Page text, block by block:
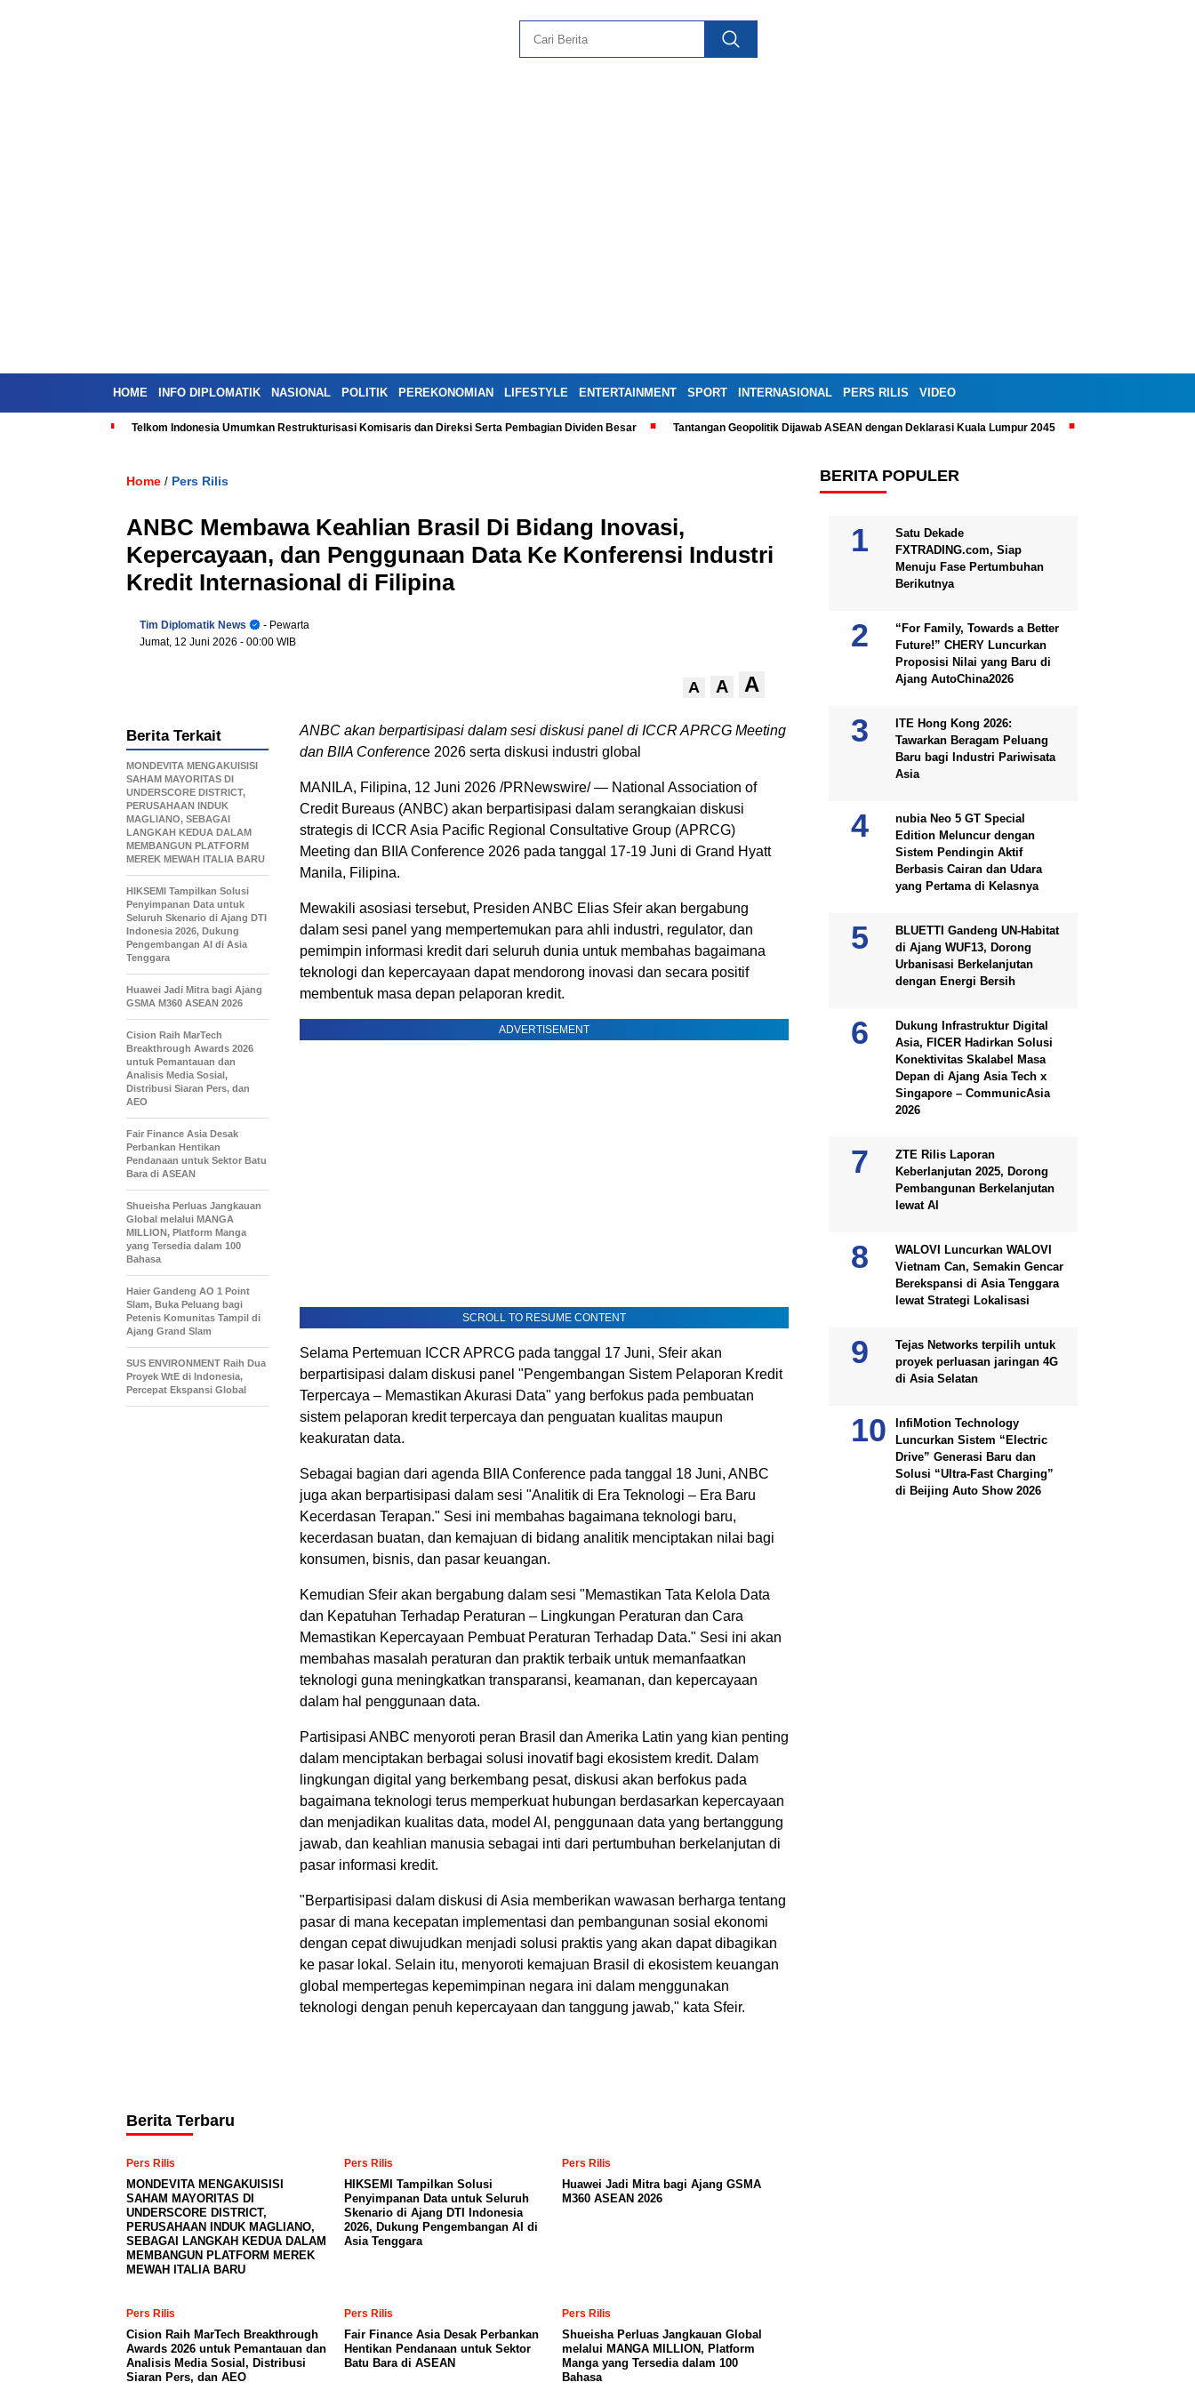
HOME INFO DIPLOMATIK NASIONAL POLITIK PEREKONOMIAN LIFESTYLE ENTERTAINMENT SPORT INTERNASIONAL PERS RILIS VIDEO
Telkom Indonesia Umumkan Restrukturisasi Komisaris dan Direksi Serta Pembagian Dividen Besar Tantangan Geopolitik Dijawab ASEAN dengan Deklarasi Kuala Lumpur 2045
Home / Pers Rilis
ANBC Membawa Keahlian Brasil Di Bidang Inovasi,
Kepercayaan, dan Penggunaan Data Ke Konferensi Industri
Kredit Internasional di Filipina
Tim Diplomatik News
- Pewarta
Jumat, 12 Juni 2026 - 00:00 WIB
A A A
ANBC akan berpartisipasi dalam sesi diskusi panel di ICCR APRCG Meeting
dan BIIA Conference 2026 serta diskusi industri global
MANILA, Filipina, 12 Juni 2026 /PRNewswire/ — National Association of
Credit Bureaus (ANBC) akan berpartisipasi dalam serangkaian diskusi
strategis di ICCR Asia Pacific Regional Consultative Group (APRCG)
Meeting dan BIIA Conference 2026 pada tanggal 17-19 Juni di Grand Hyatt
Manila, Filipina.
Mewakili asosiasi tersebut, Presiden ANBC Elias Sfeir akan bergabung
dalam sesi panel yang mempertemukan para ahli industri, regulator, dan
pemimpin informasi kredit dari seluruh dunia untuk membahas bagaimana
teknologi dan kepercayaan dapat mendorong inovasi dan secara positif
membentuk masa depan pelaporan kredit.
ADVERTISEMENT
SCROLL TO RESUME CONTENT
Selama Pertemuan ICCR APRCG pada tanggal 17 Juni, Sfeir akan
berpartisipasi dalam diskusi panel "Pengembangan Sistem Pelaporan Kredit
Terpercaya – Memastikan Akurasi Data" yang berfokus pada pembuatan
sistem pelaporan kredit terpercaya dan penguatan kualitas maupun
keakuratan data.
Sebagai bagian dari agenda BIIA Conference pada tanggal 18 Juni, ANBC
juga akan berpartisipasi dalam sesi "Analitik di Era Teknologi – Era Baru
Kecerdasan Terapan." Sesi ini membahas bagaimana teknologi baru,
kecerdasan buatan, dan kemajuan di bidang analitik menciptakan nilai bagi
konsumen, bisnis, dan pasar keuangan.
Kemudian Sfeir akan bergabung dalam sesi "Memastikan Tata Kelola Data
dan Kepatuhan Terhadap Peraturan – Lingkungan Peraturan dan Cara
Memastikan Kepercayaan Pembuat Peraturan Terhadap Data." Sesi ini akan
membahas masalah peraturan dan praktik terbaik untuk memanfaatkan
teknologi guna meningkatkan transparansi, keamanan, dan kepercayaan
dalam hal penggunaan data.
Partisipasi ANBC menyoroti peran Brasil dan Amerika Latin yang kian penting
dalam menciptakan berbagai solusi inovatif bagi ekosistem kredit. Dalam
lingkungan digital yang berkembang pesat, diskusi akan berfokus pada
bagaimana teknologi terus memperkuat hubungan berdasarkan kepercayaan
dan menjadikan kualitas data, model AI, penggunaan data yang bertanggung
jawab, dan keahlian manusia sebagai inti dari pertumbuhan berkelanjutan di
pasar informasi kredit.
"Berpartisipasi dalam diskusi di Asia memberikan wawasan berharga tentang
pasar di mana kecepatan implementasi dan pembangunan sosial ekonomi
dengan cepat diwujudkan menjadi solusi praktis yang akan dapat dibagikan
ke pasar lokal. Selain itu, menyoroti kemajuan Brasil di ekosistem keuangan
global mempertegas kepemimpinan negara ini dalam menggunakan
teknologi dengan penuh kepercayaan dan tanggung jawab," kata Sfeir.
Berita Terkait
MONDEVITA MENGAKUISISI
SAHAM MAYORITAS DI
UNDERSCORE DISTRICT,
PERUSAHAAN INDUK
MAGLIANO, SEBAGAI
LANGKAH KEDUA DALAM
MEMBANGUN PLATFORM
MEREK MEWAH ITALIA BARU
HIKSEMI Tampilkan Solusi
Penyimpanan Data untuk
Seluruh Skenario di Ajang DTI
Indonesia 2026, Dukung
Pengembangan AI di Asia
Tenggara
Huawei Jadi Mitra bagi Ajang
GSMA M360 ASEAN 2026
Cision Raih MarTech
Breakthrough Awards 2026
untuk Pemantauan dan
Analisis Media Sosial,
Distribusi Siaran Pers, dan
AEO
Fair Finance Asia Desak
Perbankan Hentikan
Pendanaan untuk Sektor Batu
Bara di ASEAN
Shueisha Perluas Jangkauan
Global melalui MANGA
MILLION, Platform Manga
yang Tersedia dalam 100
Bahasa
Haier Gandeng AO 1 Point
Slam, Buka Peluang bagi
Petenis Komunitas Tampil di
Ajang Grand Slam
SUS ENVIRONMENT Raih Dua
Proyek WtE di Indonesia,
Percepat Ekspansi Global
Berita Terbaru
Pers Rilis
MONDEVITA MENGAKUISISI
SAHAM MAYORITAS DI
UNDERSCORE DISTRICT,
PERUSAHAAN INDUK MAGLIANO,
SEBAGAI LANGKAH KEDUA DALAM
MEMBANGUN PLATFORM MEREK
MEWAH ITALIA BARU
Pers Rilis
HIKSEMI Tampilkan Solusi
Penyimpanan Data untuk Seluruh
Skenario di Ajang DTI Indonesia
2026, Dukung Pengembangan AI di
Asia Tenggara
Pers Rilis
Huawei Jadi Mitra bagi Ajang GSMA
M360 ASEAN 2026
Pers Rilis
Cision Raih MarTech Breakthrough
Awards 2026 untuk Pemantauan dan
Analisis Media Sosial, Distribusi
Siaran Pers, dan AEO
Pers Rilis
Fair Finance Asia Desak Perbankan
Hentikan Pendanaan untuk Sektor
Batu Bara di ASEAN
Pers Rilis
Shueisha Perluas Jangkauan Global
melalui MANGA MILLION, Platform
Manga yang Tersedia dalam 100
Bahasa
BERITA POPULER
Satu Dekade
FXTRADING.com, Siap
Menuju Fase Pertumbuhan
Berikutnya
“For Family, Towards a Better
Future!” CHERY Luncurkan
Proposisi Nilai yang Baru di
Ajang AutoChina2026
ITE Hong Kong 2026:
Tawarkan Beragam Peluang
Baru bagi Industri Pariwisata
Asia
nubia Neo 5 GT Special
Edition Meluncur dengan
Sistem Pendingin Aktif
Berbasis Cairan dan Udara
yang Pertama di Kelasnya
BLUETTI Gandeng UN-Habitat
di Ajang WUF13, Dorong
Urbanisasi Berkelanjutan
dengan Energi Bersih
Dukung Infrastruktur Digital
Asia, FICER Hadirkan Solusi
Konektivitas Skalabel Masa
Depan di Ajang Asia Tech x
Singapore – CommunicAsia
2026
ZTE Rilis Laporan
Keberlanjutan 2025, Dorong
Pembangunan Berkelanjutan
lewat AI
WALOVI Luncurkan WALOVI
Vietnam Can, Semakin Gencar
Berekspansi di Asia Tenggara
lewat Strategi Lokalisasi
Tejas Networks terpilih untuk
proyek perluasan jaringan 4G
di Asia Selatan
InfiMotion Technology
Luncurkan Sistem “Electric
Drive” Generasi Baru dan
Solusi “Ultra-Fast Charging”
di Beijing Auto Show 2026